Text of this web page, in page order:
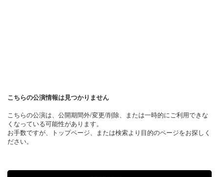
こちらの公演情報は見つかりません
こちらの公演は、公開期間外/変更/削除、または一時的にご利用できな
くなっている可能性があります。
お手数ですが、トップページ、または検索より目的のページをお探しく
ださい。